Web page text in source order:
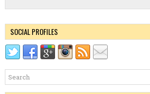
SOCIAL PROFILES